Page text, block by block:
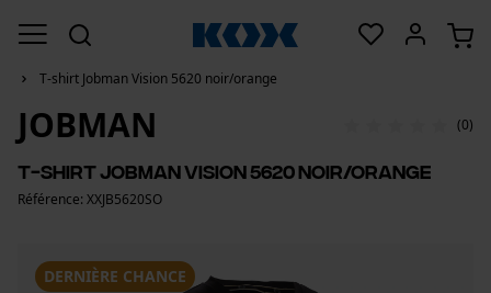
T-shirt Jobman Vision 5620 noir/orange
DERNIÈRE CHANCE
JOBMAN (0)
T-shirt Jobman Vision 5620 noir/orange
Référence: XXJB5620SO